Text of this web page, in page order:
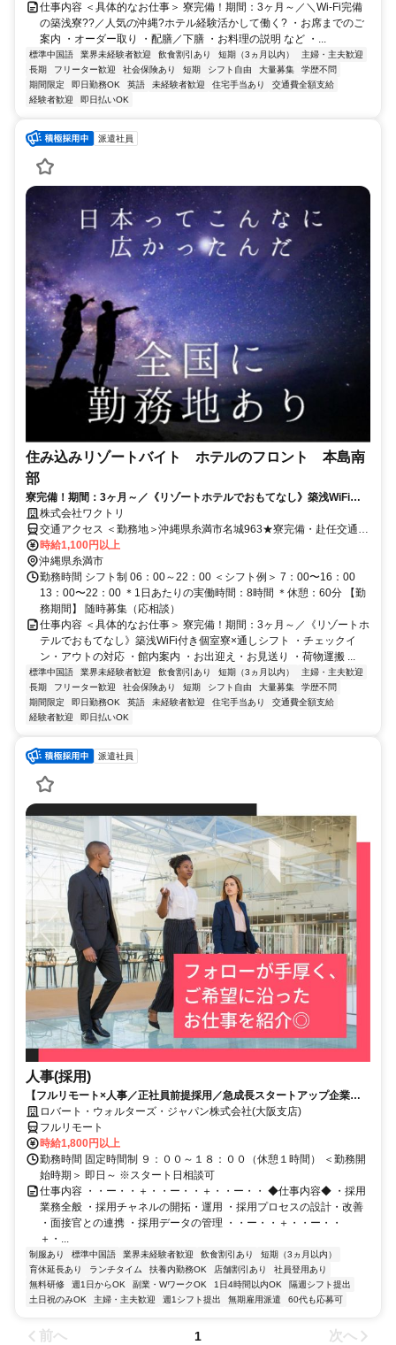
仕事内容 ＜具体的なお仕事＞ 寮完備！期間：3ヶ月～／＼Wi-Fi完備
の築浅寮??／人気の沖縄?ホテル経験活かして働く? ・お席までのご
案内 ・オーダー取り ・配膳／下膳 ・お料理の説明 など ・...
標準中国語 業界未経験者歓迎 飲食割引あり 短期（3ヵ月以内）
主婦・主夫歓迎
長期
フリーター歓迎 社会保険あり 短期 シフト自由 大量募集
学歴不問
期間限定
即日勤務OK 英語 未経験者歓迎 住宅手当あり
交通費全額支給
経験者歓迎
即日払いOK
派遣社員
住み込みリゾートバイト ホテルのフロント 本島南
部
寮完備！期間：3ヶ月～／《リゾートホテルでおもてなし》築浅WiFi付
き個室寮×通しシフト
株式会社ワクトリ
交通アクセス ＜勤務地＞沖縄県糸満市名城963★寮完備・赴任交通費
支給！ 【東京方面より】 飛行機で羽田空港⇒那覇空港（約2時間45
分） 那覇空港よりタクシーで約20分 ※ご自宅からの通勤も相談OK！
住み込みを希望されない場合もお気軽にご相談ください。
時給1,100円以上
沖縄県糸満市
勤務時間 シフト制 06：00～22：00 ＜シフト例＞ 7：00〜16：00
13：00〜22：00 ＊1日あたりの実働時間：8時間 ＊休憩：60分 【勤
務期間】 随時募集（応相談）
仕事内容 ＜具体的なお仕事＞ 寮完備！期間：3ヶ月～／《リゾートホ
テルでおもてなし》築浅WiFi付き個室寮×通しシフト ・チェックイ
ン・アウトの対応 ・館内案内 ・お出迎え・お見送り ・荷物運搬 ...
標準中国語 業界未経験者歓迎 飲食割引あり 短期（3ヵ月以内）
主婦・主夫歓迎
長期
フリーター歓迎 社会保険あり 短期 シフト自由 大量募集
学歴不問
期間限定
即日勤務OK 英語 未経験者歓迎 住宅手当あり
交通費全額支給
経験者歓迎
即日払いOK
派遣社員
人事(採用)
【フルリモート×人事／正社員前提採用／急成長スタートアップ企業／
英語】Robert Walters
ロバート・ウォルターズ・ジャパン株式会社(大阪支店)
フルリモート
時給1,800円以上
勤務時間 固定時間制 ９：００～１８：００（休憩１時間） ＜勤務開
始時期＞ 即日～ ※スタート日相談可
仕事内容 ・・ー・・＋・・ー・・＋・・ー・・ ◆仕事内容◆ ・採用
業務全般 ・採用チャネルの開拓・運用 ・採用プロセスの設計・改善
・面接官との連携 ・採用データの管理 ・・ー・・＋・・ー・・
＋・...
制服あり 標準中国語 業界未経験者歓迎 飲食割引あり
短期（3ヵ月以内）
育休延長あり
ランチタイム 扶養内勤務OK 店舗割引あり
社員登用あり
無料研修
週1日からOK 副業・WワークOK 1日4時間以内OK
隔週シフト提出
土日祝のみOK
主婦・主夫歓迎 週1シフト提出 無期雇用派遣 60代も応募可
前へ 1 次へ